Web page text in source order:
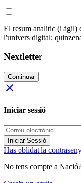
El resum analític (i àgil)
l'univers digital;
Nextletter
Continuar
close
Iniciar sessió
Iniciar Sessió
Has oblidat la
No tens compte a Nació?